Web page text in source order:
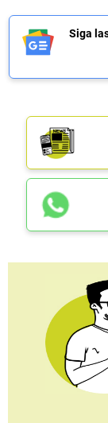
Siga